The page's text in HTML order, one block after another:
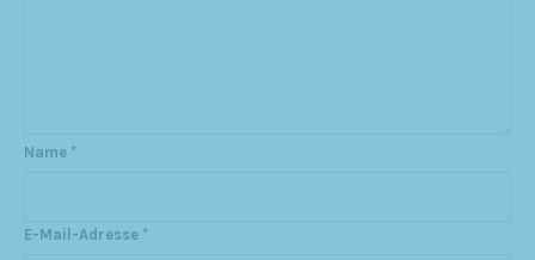
Name *
E-Mail-Adresse *